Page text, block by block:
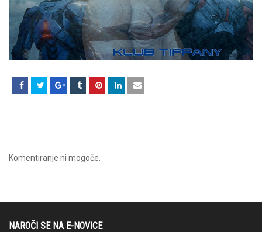
Komentiranje ni mogoče.
NAROČI SE NA E-NOVICE